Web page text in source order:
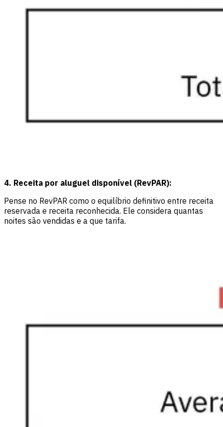
4. Receita por aluguel disponível (RevPAR):
Pense no RevPAR como o equilíbrio definitivo entre receita
reservada e receita reconhecida. Ele considera quantas
noites são vendidas e a que tarifa.